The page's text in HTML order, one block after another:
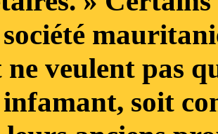
veulent pas
infamant, soit